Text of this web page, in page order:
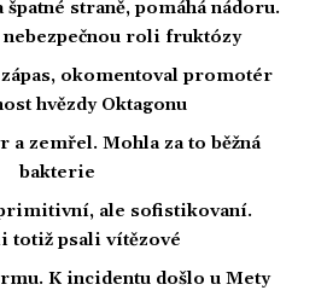
straně, pomáhá nádoru.
roli fruktózy
okomentoval promotér
hvězdy Oktagonu
a zemřel. Mohla za to běžná
bakterie
ale sofistikovaní.
totiž psali vítězové
K incidentu došlo u Mety